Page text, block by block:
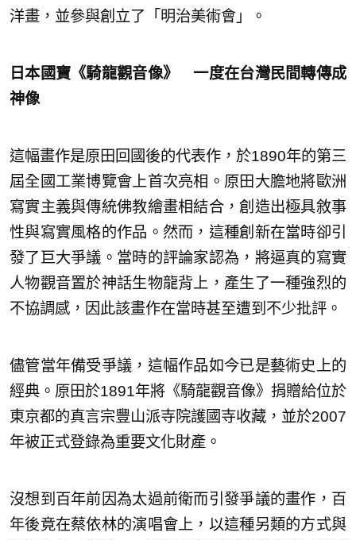
洋畫，並參與創立了「明治美術會」。
日本國寶《騎龍觀音像》 一度在台灣民間轉傳成
神像
這幅畫作是原田回國後的代表作，於1890年的第三
屆全國工業博覽會上首次亮相。原田大膽地將歐洲
寫實主義與傳統佛教繪畫相結合，創造出極具敘事
性與寫實風格的作品。然而，這種創新在當時卻引
發了巨大爭議。當時的評論家認為，將逼真的寫實
人物觀音置於神話生物龍背上，產生了一種強烈的
不協調感，因此該畫作在當時甚至遭到不少批評。
儘管當年備受爭議，這幅作品如今已是藝術史上的
經典。原田於1891年將《騎龍觀音像》捐贈給位於
東京都的真言宗豐山派寺院護國寺收藏，並於2007
年被正式登錄為重要文化財產。
沒想到百年前因為太過前衛而引發爭議的畫作，百
年後竟在蔡依林的演唱會上，以這種另類的方式與